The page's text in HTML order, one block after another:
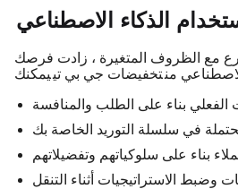
الذكاء الاصطناعي
مع الظروف المتغيرة ، زادت فرصك
منتخفيضات جي بي تي
الفعلي بناء على الطلب والمنافسة
في سلسلة التوريد الخاصة بك
بناء على سلوكياتهم وتفضيلاتهم
وضبط الاستراتيجيات أثناء التنقل